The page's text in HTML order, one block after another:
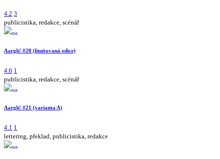
4.2 3
publicistika, redakce, scénář
Aargh! #20 (limitovaná edice)
4.6 1
publicistika, redakce, scénář
Aargh! #21 (varianta A)
4.1 1
lettering, překlad, publicistika, redakce